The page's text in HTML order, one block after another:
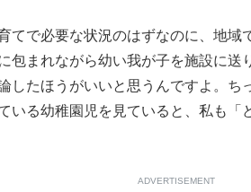
てで必要な状況のはずなのに、地域
包まれながら幼い我が子を施設に送
したほうがいいと思うんですよ。ち
いる幼稚園児を見ていると、私も「
ADVERTISEMENT